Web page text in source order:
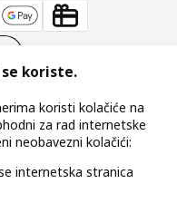
Uvjeti poslovanja
sigurnosnih nedostataka
koriste.
koristi kolačiće na
za rad internetske
neobavezni kolačići:
internetska stranica